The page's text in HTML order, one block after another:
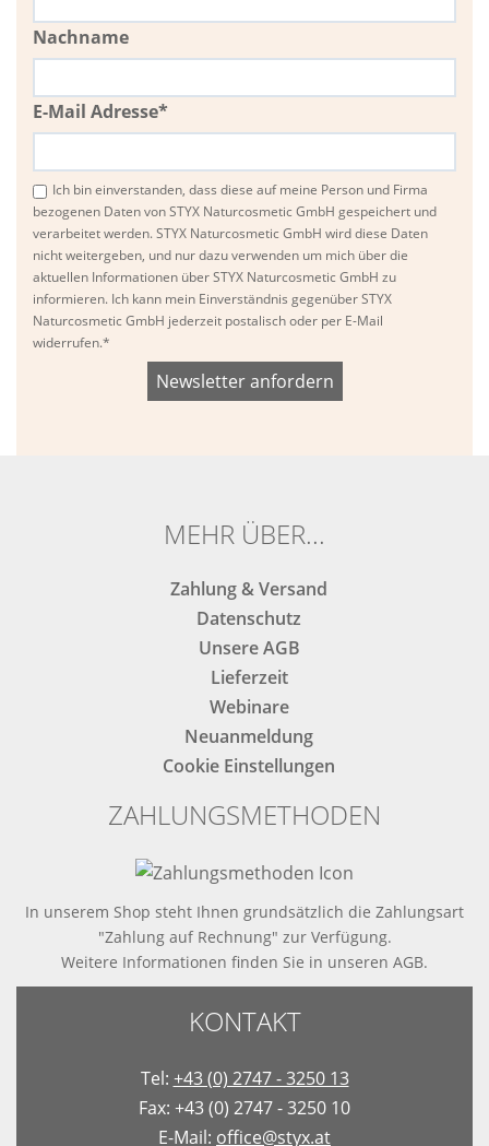
Nachname
E-Mail Adresse*
Ich bin einverstanden, dass diese auf meine Person und Firma
bezogenen Daten von STYX Naturcosmetic GmbH gespeichert und
verarbeitet werden. STYX Naturcosmetic GmbH wird diese Daten
nicht weitergeben, und nur dazu verwenden um mich über die
aktuellen Informationen über STYX Naturcosmetic GmbH zu
informieren. Ich kann mein Einverständnis gegenüber STYX
Naturcosmetic GmbH jederzeit postalisch oder per E-Mail
widerrufen.*
MEHR ÜBER...
Zahlung & Versand
Datenschutz
Unsere AGB
Lieferzeit
Webinare
Neuanmeldung
Cookie Einstellungen
ZAHLUNGSMETHODEN
In unserem Shop steht Ihnen grundsätzlich die Zahlungsart
"Zahlung auf Rechnung" zur Verfügung.
Weitere Informationen finden Sie in unseren AGB.
KONTAKT
Tel: +43 (0) 2747 - 3250 13
Fax: +43 (0) 2747 - 3250 10
E-Mail: office@styx.at